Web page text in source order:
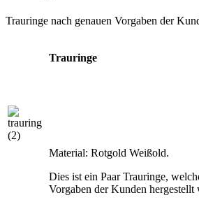
Trauringe nach genauen Vorgaben der
Trauringe
Material: Rotgold Weißold.
Dies ist ein Paar Trauringe,
Vorgaben der Kunden hergestellt